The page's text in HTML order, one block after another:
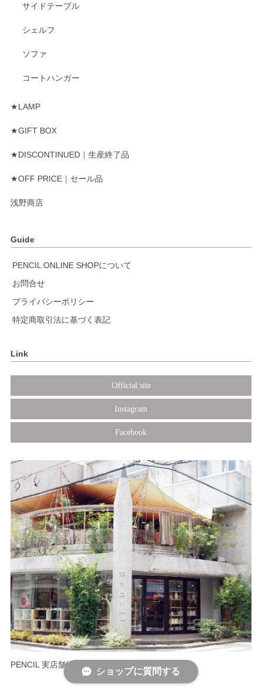
サイドテーブル
シェルフ
ソファ
コートハンガー
★LAMP
★GIFT BOX
★DISCONTINUED｜生産終了品
★OFF PRICE｜セール品
浅野商店
Guide
PENCIL ONLINE SHOPについて
お問合せ
プライバシーポリシー
特定商取引法に基づく表記
Link
Official site
Instagram
Facebook
PENCIL 実店舗情報
ショップに質問する